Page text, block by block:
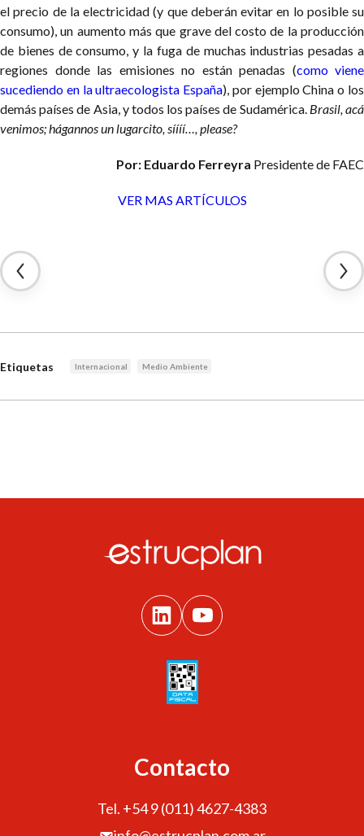
el precio de la electricidad (y que deberán evitar en lo posible su
consumo), un aumento más que grave del costo de la producción
de bienes de consumo, y la fuga de muchas industrias pesadas a
regiones donde las emisiones no están penadas (como viene
sucediendo en la ultraecologista España), por ejemplo China o los
demás países de Asia, y todos los países de Sudamérica. Brasil, acá
venimos; hágannos un lugarcito, síííí…, please?
Por: Eduardo Ferreyra Presidente de FAEC
VER MAS ARTÍCULOS
Etiquetas Internacional Medio Ambiente
Contacto
Tel. +54 9 (011) 4627-4383